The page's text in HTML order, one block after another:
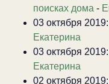
поисках дома -
03 октября 2019:
Екатерина
03 октября 2019:
Екатерина
02 октября 2019: